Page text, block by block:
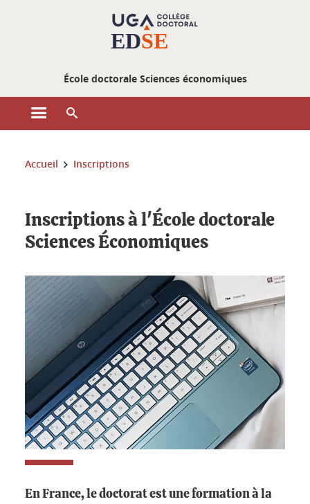
École doctorale Sciences économiques
Ouvrir le menu principal
Vous êtes ici :
Accueil Inscriptions
Inscriptions à l'École doctorale
Sciences Économiques
En France, le doctorat est une formation à la